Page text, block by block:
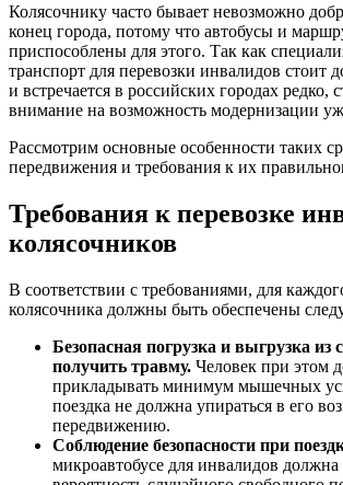
Колясочнику часто бывает невозможно
конец города, потому что автобусы и
приспособлены для этого. Так как
транспорт для перевозки инвалидов стоит
и встречается в российских городах редко,
внимание на возможность модернизации
Рассмотрим основные особенности таких
передвижения и требования к их
Требования к перевозке
колясочников
В соответствии с требованиями, для
колясочника должны быть обеспечены
Безопасная погрузка и выгрузка из
получить травму. Человек при этом
прикладывать минимум мышечных
поездка не должна упираться в его
передвижению.
Соблюдение безопасности при
микроавтобусе для инвалидов